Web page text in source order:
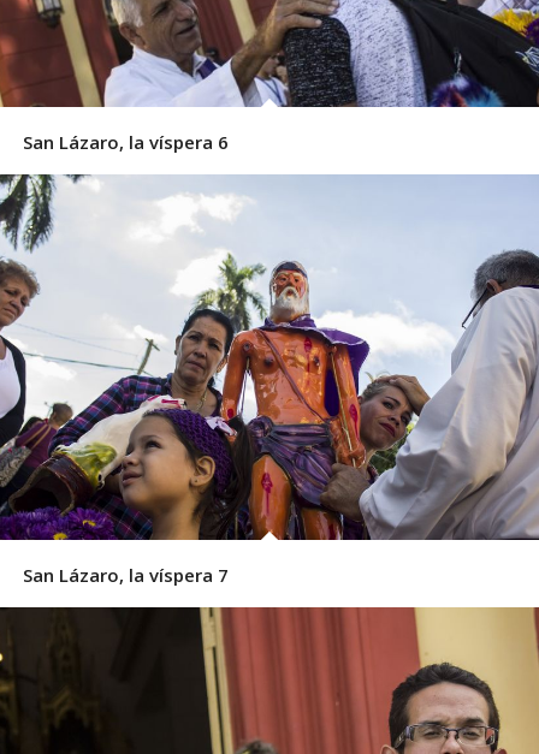
San Lázaro, la víspera 6
San Lázaro, la víspera 7